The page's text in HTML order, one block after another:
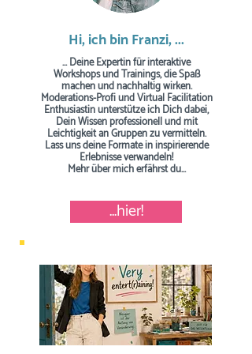
Hi, ich bin Franzi, ...
... Deine Expertin für interaktive
Workshops und Trainings, die Spaß
machen und nachhaltig wirken.
Moderations-Profi und Virtual Facilitation
Enthusiastin unterstütze ich Dich dabei,
Dein Wissen professionell und mit
Leichtigkeit an Gruppen zu vermitteln.
Lass uns deine Formate in inspirierende
Erlebnisse verwandeln!
Mehr über mich erfährst du...
...hier!